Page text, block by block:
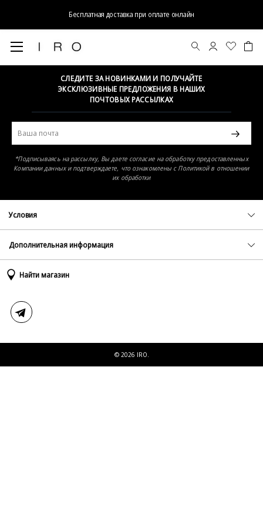
Бесплатная доставка при оплате онлайн
Элемент не найден
СЛЕДИТЕ ЗА НОВИНКАМИ И ПОЛУЧАЙТЕ
ЭКСКЛЮЗИВНЫЕ ПРЕДЛОЖЕНИЯ В НАШИХ
ПОЧТОВЫХ РАССЫЛКАХ
*Подписываясь на рассылку, Вы даете согласие на обработку предоставленных
Компании данных и подтверждаете, что ознакомлены с Политикой в отношении
их обработки
Условия
Политика конфиденциальности
Оферта
Дополнительная информация
Доставка и оплата
Таблица размеров
Найти магазин
© 2026 IRO.